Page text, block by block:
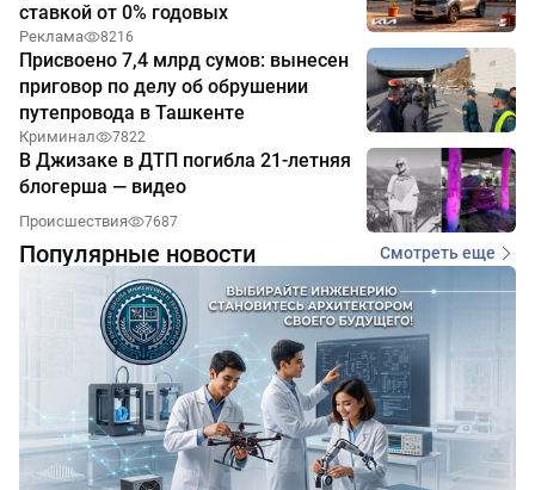
ставкой от 0% годовых
Реклама 8216
Присвоено 7,4 млрд сумов: вынесен
приговор по делу об обрушении
путепровода в Ташкенте
Криминал 7822
В Джизаке в ДТП погибла 21-летняя
блогерша — видео
Происшествия 7687
Популярные новости Смотреть еще